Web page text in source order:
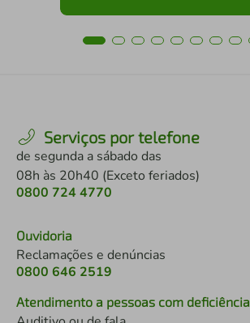
Serviços por telefone
de segunda a sábado das
08h às 20h40 (Exceto feriados)
0800 724 4770
Ouvidoria
Reclamações e denúncias
0800 646 2519
Atendimento a pessoas com deficiência